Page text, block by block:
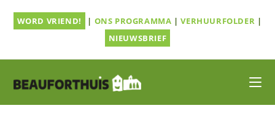
naarWORD VRIEND! | ONS PROGRAMMA |VERHUURFOLDER |
NIEUWSBRIEF